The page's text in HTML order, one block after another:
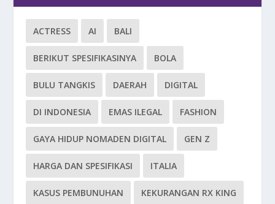
ACTRESS AI BALI
BERIKUT SPESIFIKASINYA BOLA
BULU TANGKIS DAERAH DIGITAL
DI INDONESIA EMAS ILEGAL FASHION
GAYA HIDUP NOMADEN DIGITAL GEN Z
HARGA DAN SPESIFIKASI ITALIA
KASUS PEMBUNUHAN KEKURANGAN RX KING